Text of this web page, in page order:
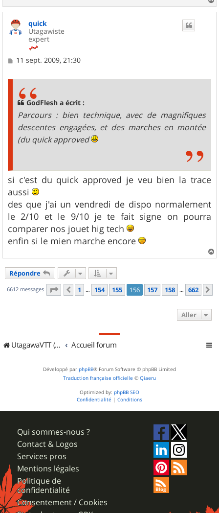
a
quick
Utagawiste
expert
M11 sept. 2009, 21:30
GodFlesh a écrit :
Parcours : bien technique, avec de magnifiques
descentes engagées, et des marches en montée
(du quick approved
si c'est du quick approved je veu bien la trace
aussi
des que j'ai un vendredi de dispo normalement
le 2/10 et le 9/10 je te fait signe on pourra
comparer nos jouet hig tech
enfin si le mien marche encore
a
Répondre
6612 messages Page 156 sur662
Précédent
1 … 154 155 156 157 158 … 662
Aller
UtagawaVTT (Randos VTT et VTTAE avec traces GPS) Accueil forum
Développé par phpBB® Forum Software © phpBB Limited
Traduction française officielle © Qiaeru
Optimized by: phpBB SEO
Confidentialité | Conditions
Qui sommes-nous ?
Contact & Logos
Services pros
Mentions légales
Politique de
confidentialité
Consentement / Cookies